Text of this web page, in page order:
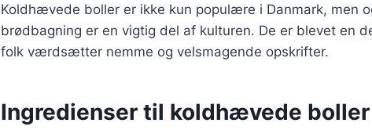
Koldhævede boller er ikke kun populære i Danmark, men
brødbagning er en vigtig del af kulturen. De er blevet en
folk værdsætter nemme og velsmagende opskrifter.
Ingredienser til koldhævede boller